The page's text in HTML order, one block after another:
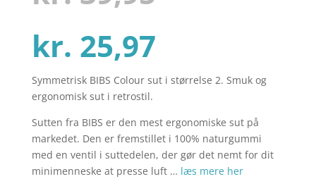
kundebedø
pris
var:
kr. 25,97Den
aktuelle
pris
Symmetrisk BIBS Colour sut i størrelse 2. Smuk og
ergonomisk sut i retrostil.
Sutten fra BIBS er den mest ergonomiske sut på
markedet. Den er fremstillet i 100% naturgummi
med en ventil i suttedelen, der gør det nemt for dit
minimenneske at presse luft … læs mere her